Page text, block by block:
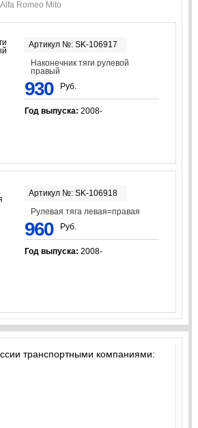
Romeo Mito
Артикул №: SK-106917
Наконечник тяги рулевой
правый
930 Руб.
Год выпуска: 2008-
Артикул №: SK-106918
Рулевая тяга левая=правая
960 Руб.
Год выпуска: 2008-
транспортными компаниями: